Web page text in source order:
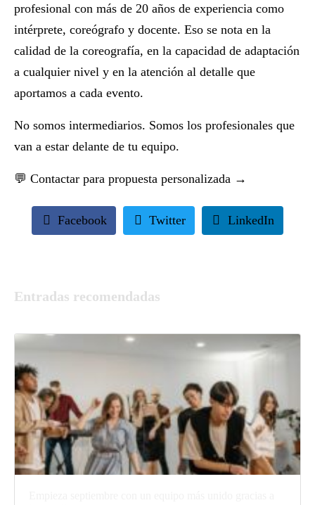
profesional con más de 20 años de experiencia como
intérprete, coreógrafo y docente. Eso se nota en la
calidad de la coreografía, en la capacidad de adaptación
a cualquier nivel y en la atención al detalle que
aportamos a cada evento.
No somos intermediarios. Somos los profesionales que
van a estar delante de tu equipo.
💬 Contactar para propuesta personalizada →
Facebook Twitter LinkedIn
Entradas recomendadas